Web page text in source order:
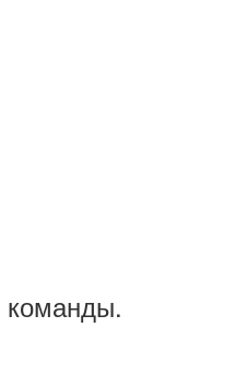
команды.